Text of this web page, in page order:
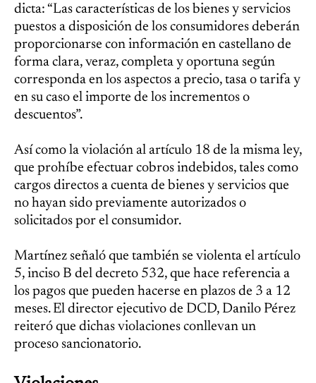
dicta: “Las características de los bienes y servicios
puestos a disposición de los consumidores deberán
proporcionarse con información en castellano de
forma clara, veraz, completa y oportuna según
corresponda en los aspectos a precio, tasa o tarifa y
en su caso el importe de los incrementos o
descuentos”.
Así como la violación al artículo 18 de la misma ley,
que prohíbe efectuar cobros indebidos, tales como
cargos directos a cuenta de bienes y servicios que
no hayan sido previamente autorizados o
solicitados por el consumidor.
Martínez señaló que también se violenta el artículo
5, inciso B del decreto 532, que hace referencia a
los pagos que pueden hacerse en plazos de 3 a 12
meses. El director ejecutivo de DCD, Danilo Pérez
reiteró que dichas violaciones conllevan un
proceso sancionatorio.